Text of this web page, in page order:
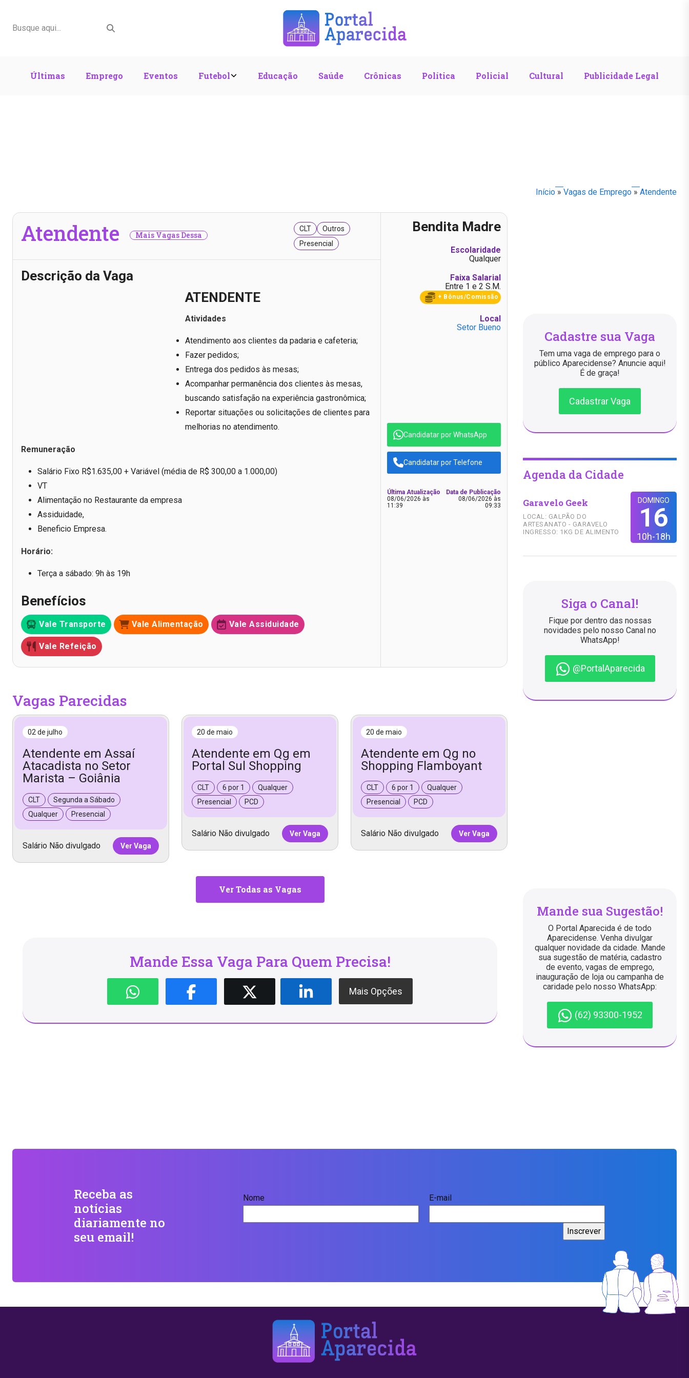
Últimas Emprego Eventos Futebol Educação Saúde Crônicas Política Policial Cultural Publicidade Legal
Início » Vagas de Emprego » Atendente
Atendente Mais Vagas Dessa
CLT
Outros
Presencial
Descrição da Vaga
ATENDENTE
Atividades
Atendimento aos clientes da padaria e cafeteria;
Fazer pedidos;
Entrega dos pedidos às mesas;
Acompanhar permanência dos clientes às mesas,
buscando satisfação na experiência gastronômica;
Reportar situações ou solicitações de clientes para
melhorias no atendimento.
Remuneração
Salário Fixo R$1.635,00 + Variável (média de R$ 300,00 a 1.000,00)
VT
Alimentação no Restaurante da empresa
Assiduidade,
Beneficio Empresa.
Horário:
Terça a sábado: 9h às 19h
Benefícios
Vale Transporte Vale Alimentação Vale Assiduidade
Vale Refeição
Bendita Madre
Escolaridade
Qualquer
Faixa Salarial
Entre 1 e 2 S.M.
+ Bônus/Comissão
Local
Setor Bueno
Candidatar por WhatsApp
Candidatar por Telefone
Última Atualização
08/06/2026 às
11:39
Data de Publicação
08/06/2026 às
09:33
Vagas Parecidas
02 de julho
Atendente em Assaí
Atacadista no Setor
Marista – Goiânia
CLT
Segunda a Sábado
Qualquer
Presencial
Salário Não divulgado Ver Vaga
20 de maio
Atendente em Qg em
Portal Sul Shopping
CLT 6 por 1
Qualquer
Presencial
PCD
Salário Não divulgado Ver Vaga
20 de maio
Atendente em Qg no
Shopping Flamboyant
CLT 6 por 1
Qualquer
Presencial
PCD
Salário Não divulgado Ver Vaga
Ver Todas as Vagas
Mande Essa Vaga Para Quem Precisa!
Mais Opções
Cadastre sua Vaga
Tem uma vaga de emprego para o
público Aparecidense? Anuncie aqui!
É de graça!
Cadastrar Vaga
Agenda da Cidade
DOMINGO
16
10h-18h
Garavelo Geek
LOCAL: GALPÃO DO
ARTESANATO - GARAVELO
INGRESSO: 1KG DE ALIMENTO
Siga o Canal!
Fique por dentro das nossas
novidades pelo nosso Canal no
WhatsApp!
@PortalAparecida
Mande sua Sugestão!
O Portal Aparecida é de todo
Aparecidense. Venha divulgar
qualquer novidade da cidade. Mande
sua sugestão de matéria, cadastro
de evento, vagas de emprego,
inauguração de loja ou campanha de
caridade pelo nosso WhatsApp:
(62) 93300-1952
Receba as
notícias
diariamente no
seu email!
Nome E-mail